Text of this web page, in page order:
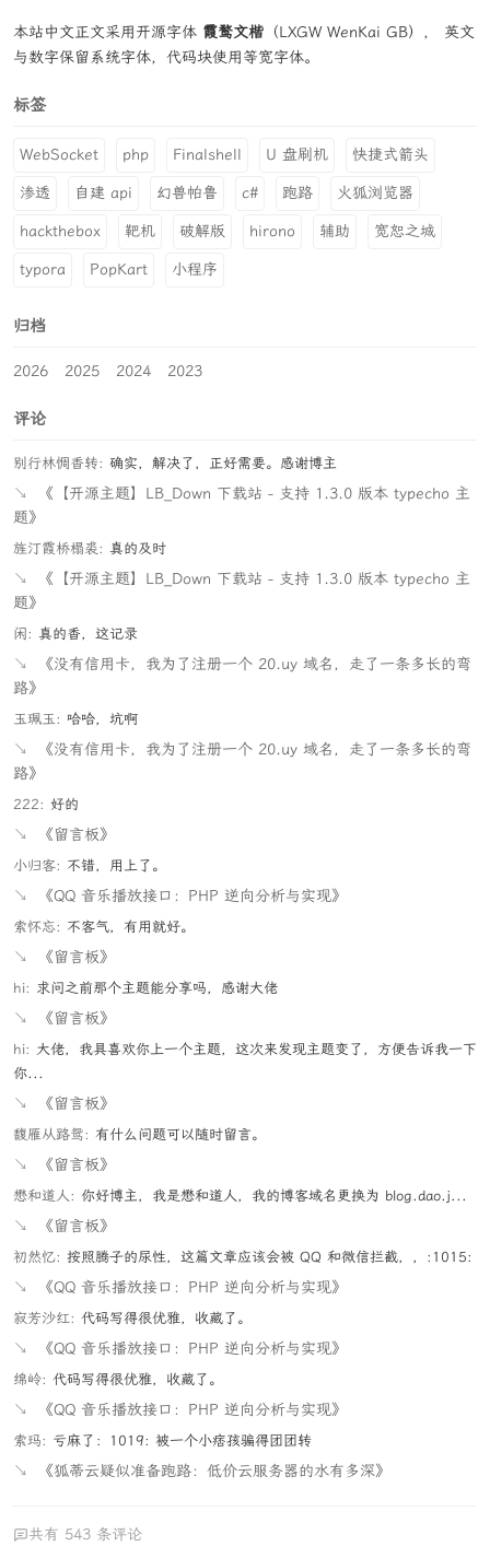
本站中文正文采用开源字体 霞鹜文楷 （LXGW WenKai GB）， 英文
与数字保留系统字体，代码块使用等宽字体。
标签
WebSocket php Finalshell U 盘刷机 快捷式箭头
渗透 自建 api 幻兽帕鲁 c# 跑路 火狐浏览器
hackthebox 靶机 破解版 hirono 辅助 宽恕之城
typora PopKart 小程序
归档
2026 2025 2024 2023
评论
别行林惆香转: 确实，解决了，正好需要。感谢博主
↘
《【开源主题】LB_Down 下载站 - 支持 1.3.0 版本 typecho 主
题》
旌汀霞桥榻裘: 真的及时
↘
《【开源主题】LB_Down 下载站 - 支持 1.3.0 版本 typecho 主
题》
闲: 真的香，这记录
↘
《没有信用卡，我为了注册一个 20.uy 域名，走了一条多长的弯
路》
玉珮玉: 哈哈，坑啊
↘
《没有信用卡，我为了注册一个 20.uy 域名，走了一条多长的弯
路》
222: 好的
↘ 《留言板》
小归客: 不错，用上了。
↘ 《QQ 音乐播放接口：PHP 逆向分析与实现》
索怀忘: 不客气，有用就好。
↘ 《留言板》
hi: 求问之前那个主题能分享吗，感谢大佬
↘ 《留言板》
hi: 大佬，我具喜欢你上一个主题，这次来发现主题变了，方便告诉我一下
你...
↘ 《留言板》
馥雁从路鸳: 有什么问题可以随时留言。
↘ 《留言板》
懋和道人: 你好博主，我是懋和道人，我的博客域名更换为 blog.dao.j...
↘ 《留言板》
初然忆: 按照腾子的尿性，这篇文章应该会被 QQ 和微信拦截，，:1015:
↘ 《QQ 音乐播放接口：PHP 逆向分析与实现》
寂芳沙红: 代码写得很优雅，收藏了。
↘ 《QQ 音乐播放接口：PHP 逆向分析与实现》
绵岭: 代码写得很优雅，收藏了。
↘ 《QQ 音乐播放接口：PHP 逆向分析与实现》
索玛: 亏麻了：1019: 被一个小痞孩骗得团团转
↘ 《狐蒂云疑似准备跑路：低价云服务器的水有多深》
共有 543 条评论